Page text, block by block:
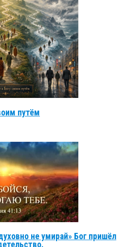
путём
не умирай» Бог пришёл